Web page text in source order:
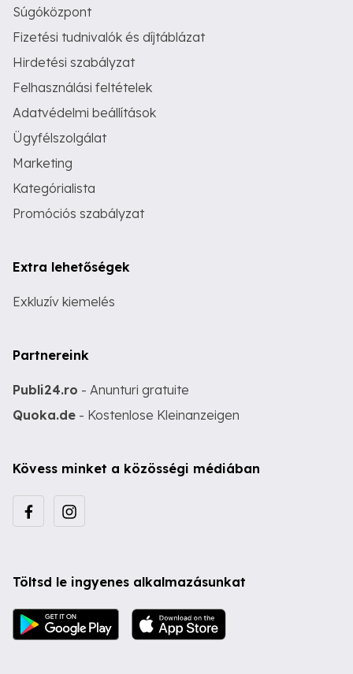
Súgóközpont
Fizetési tudnivalók és díjtáblázat
Hirdetési szabályzat
Felhasználási feltételek
Adatvédelmi beállítások
Ügyfélszolgálat
Marketing
Kategórialista
Promóciós szabályzat
Extra lehetőségek
Exkluzív kiemelés
Partnereink
Publi24.ro - Anunturi gratuite
Quoka.de - Kostenlose Kleinanzeigen
Kövess minket a közösségi médiában
Töltsd le ingyenes alkalmazásunkat